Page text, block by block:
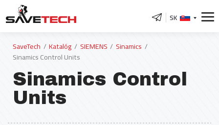
SK
SaveTech Katalóg SIEMENS
Sinamics
Sinamics Control Units
Sinamics Control
Units